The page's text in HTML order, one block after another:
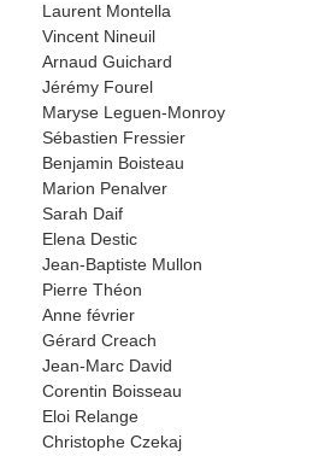
Laurent Montella
Vincent Nineuil
Arnaud Guichard
Jérémy Fourel
Maryse Leguen-Monroy
Sébastien Fressier
Benjamin Boisteau
Marion Penalver
Sarah Daif
Elena Destic
Jean-Baptiste Mullon
Pierre Théon
Anne février
Gérard Creach
Jean-Marc David
Corentin Boisseau
Eloi Relange
Christophe Czekaj